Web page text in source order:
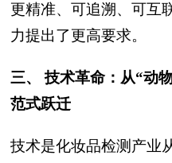
更精准、可追溯、可互
力提出了更高要求。
三、 技术革命：从“动
范式跃迁
技术是化妆品检测产业